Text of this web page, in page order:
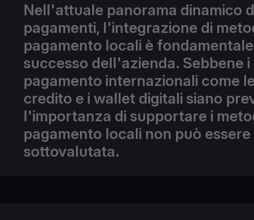
Nell'attuale panorama dinamico
pagamenti, l'integrazione di
pagamento locali è
successo dell'azienda. Sebbene i
pagamento internazionali come
credito e i wallet digitali siano
l'importanza di supportare i
pagamento locali non può essere
sottovalutata.